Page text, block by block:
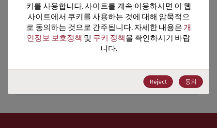
기술 카테고리 Analog & Mixed Signal
기술 하위 카테고리 Amplifiers
기술 그룹 Operational Amplifiers
키를 사용합니다. 사이트를 계속 이용하시면 이 웹
사이트에서 쿠키를 사용하는 것에 대해 암묵적으
로 동의하는 것으로 간주됩니다. 자세한 내용은 개
인정보 보호정책 및 쿠키 정책을 확인하시기 바랍
니다.
Reject 동의